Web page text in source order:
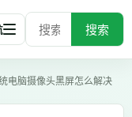
搜索
电脑摄像头黑屏怎么解决